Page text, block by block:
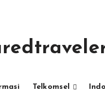
Telkomsel